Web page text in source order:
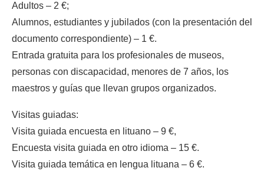
Adultos – 2 €;
Alumnos, estudiantes y jubilados (con la presentación del
documento correspondiente) – 1 €.
Entrada gratuita para los profesionales de museos,
personas con discapacidad, menores de 7 años, los
maestros y guías que llevan grupos organizados.
Visitas guiadas:
Visita guiada encuesta en lituano – 9 €,
Encuesta visita guiada en otro idioma – 15 €.
Visita guiada temática en lengua lituana – 6 €.